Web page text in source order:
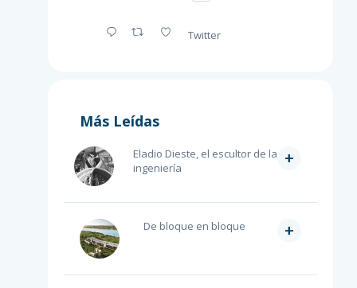
Twitter
Más Leídas
Eladio Dieste, el escultor de la
ingeniería
+
De bloque en bloque +